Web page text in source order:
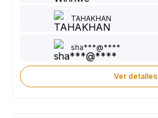
TAHAKHAN
sha***@****
Ver detalles